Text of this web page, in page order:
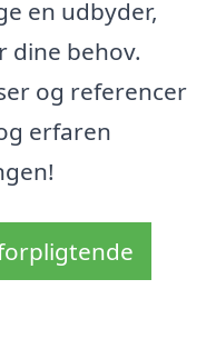
en udbyder,
dine behov.
og referencer
erfaren